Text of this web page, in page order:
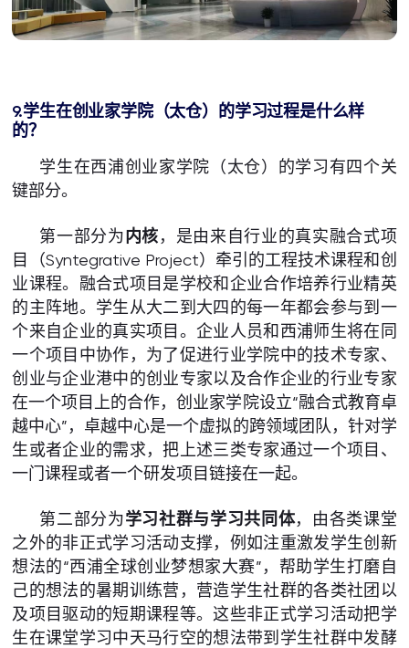
9.学生在创业家学院（太仓）的学习过程是什么样
的？
学生在西浦创业家学院（太仓）的学习有四个关
键部分。
第一部分为内核，是由来自行业的真实融合式项
目（Syntegrative Project）牵引的工程技术课程和创
业课程。融合式项目是学校和企业合作培养行业精英
的主阵地。学生从大二到大四的每一年都会参与到一
个来自企业的真实项目。企业人员和西浦师生将在同
一个项目中协作，为了促进行业学院中的技术专家、
创业与企业港中的创业专家以及合作企业的行业专家
在一个项目上的合作，创业家学院设立“融合式教育卓
越中心”，卓越中心是一个虚拟的跨领域团队，针对学
生或者企业的需求，把上述三类专家通过一个项目、
一门课程或者一个研发项目链接在一起。
第二部分为学习社群与学习共同体，由各类课堂
之外的非正式学习活动支撑，例如注重激发学生创新
想法的“西浦全球创业梦想家大赛”，帮助学生打磨自
己的想法的暑期训练营，营造学生社群的各类社团以
及项目驱动的短期课程等。这些非正式学习活动把学
生在课堂学习中天马行空的想法带到学生社群中发酵